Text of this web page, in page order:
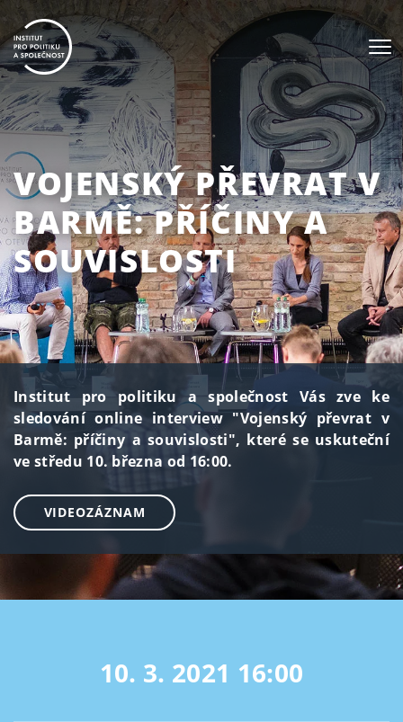
VOJENSKÝ PŘEVRAT V
BARMĚ: PŘÍČINY A
SOUVISLOSTI
Institut pro politiku a společnost Vás zve ke
sledování online interview "Vojenský převrat v
Barmě: příčiny a souvislosti", které se uskuteční
ve středu 10. března od 16:00.
VIDEOZÁZNAM
10. 3. 2021 16:00